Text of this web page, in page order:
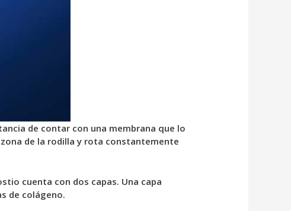
de contar con una membrana que lo
de la rodilla y rota constantemente
cuenta con dos capas. Una capa
de colágeno.